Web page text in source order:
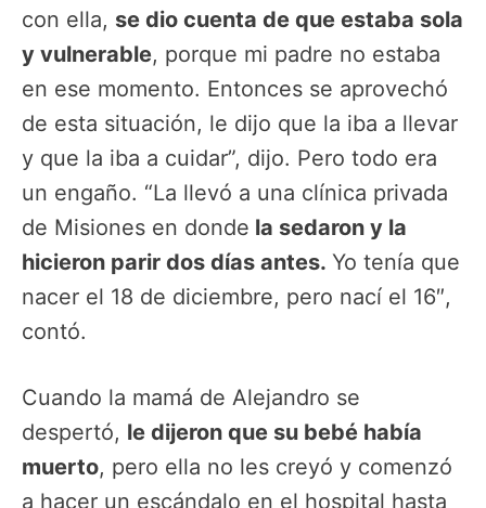
con ella, se dio cuenta de que estaba sola
y vulnerable, porque mi padre no estaba
en ese momento. Entonces se aprovechó
de esta situación, le dijo que la iba a llevar
y que la iba a cuidar”, dijo. Pero todo era
un engaño. “La llevó a una clínica privada
de Misiones en donde la sedaron y la
hicieron parir dos días antes. Yo tenía que
nacer el 18 de diciembre, pero nací el 16″,
contó.
Cuando la mamá de Alejandro se
despertó, le dijeron que su bebé había
muerto, pero ella no les creyó y comenzó
a hacer un escándalo en el hospital hasta